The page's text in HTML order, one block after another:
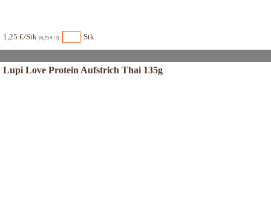
1,25 €/Stk (6,25 € / l) Stk
Lupi Love Protein Aufstrich Thai 135g